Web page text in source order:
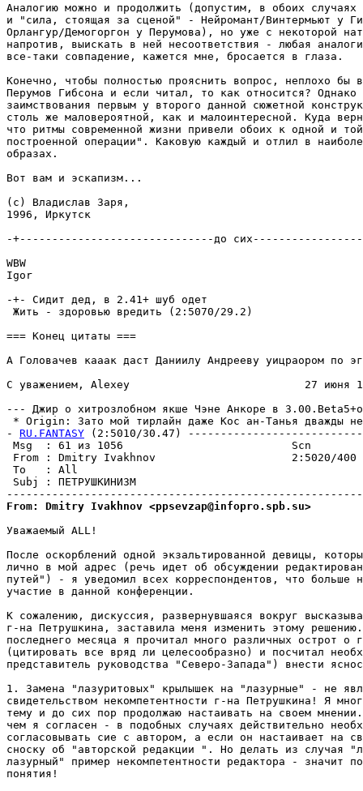
Аналогию можно и продолжить (допустим, в обоих случаях
и "сила, стоящая за сценой" - Hейромант/Винтермьют у
Орлангур/Демогоргон у Перумова), но уже с некоторой
напротив, выискать в ней несоответствия - любая
все-таки совпадение, кажется мне, бросается в глаза.
Конечно, чтобы полностью прояснить вопрос, неплохо бы
Перумов Гибсона и если читал, то как относится? Однако
заимствования первым у второго данной сюжетной
столь же маловероятной, как и малоинтересной. Куда
что ритмы современной жизни привели обоих к одной и
построенной операции". Каковую каждый и отлил в
образах.
Вот вам и эскапизм...
(c) Владислав Заря,
1996, Иркутск
-+------------------------------до
WBW
Igor
-+- Сидит дед, в 2.41+ шуб одет
Жить - здоровью вредить (2:5070/29.2)
=== Конец цитаты ===
А Головачев кааак даст Даниилу Андрееву уицраором по
С уважением, Alexey                           27 июня
--- Джир о хитрозлобном якше Чэне Анкоре в
* Origin: Зато мой тирлайн даже Кос ан-Танья дважды
- RU.FANTASY (2:5010/30.47)
Msg  : 61 из 1056
From : Dmitry Ivakhnov                     2:5020/400
To   : All
Subj :
From: Dmitry Ivakhnov <ppsevzap@infopro.spb.su>
Уважаемый ALL!
После оскорблений одной экзальтированной девицы,
лично в мой адрес (речь идет об обсуждении
путей") - я уведомил всех корреспондентов, что больше
участие в данной конференции.
К сожалению, дискуссия, развернувшаяся вокруг
г-на Петрушкина, заставила меня изменить этому
последнего месяца я прочитал много различных острот о
(цитировать все вряд ли целесообразно) и посчитал
представитель руководства "Северо-Запада") внести
1. Замена "лазуритовых" крылышек на "лазурные" - не
свидетельством некомпетентности г-на Петрушкина! Я
тему и до сих пор продолжаю настаивать на своем
чем я согласен - в подобных случаях действительно
согласовывать сие с автором, а если он настаивает на
сноску об "авторской редакции ". Но делать из случая
лазурный" пример некомпетентности редактора - значит
понятия!